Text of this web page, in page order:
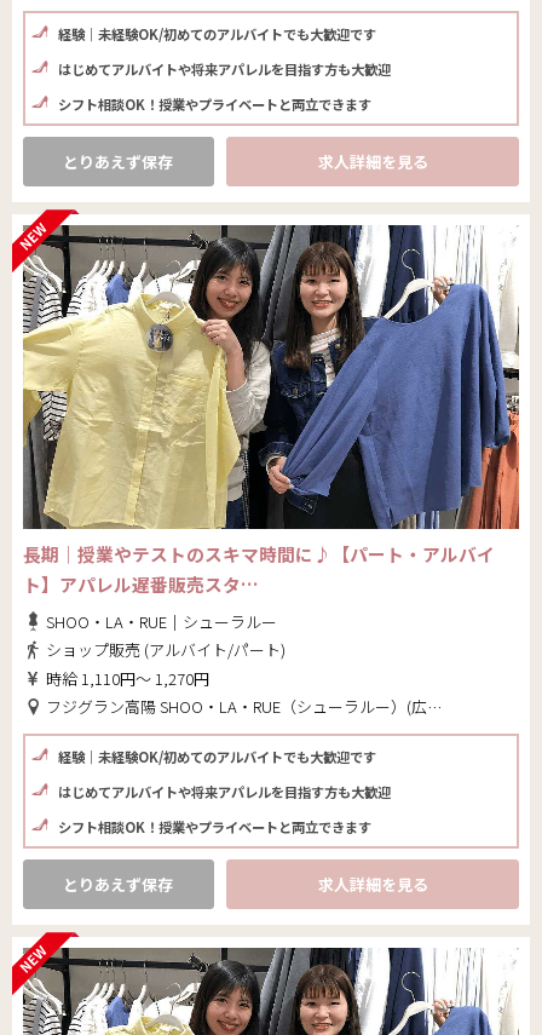
経験｜未経験OK/初めてのアルバイトでも大歓迎です
はじめてアルバイトや将来アパレルを目指す方も大歓迎
シフト相談OK！授業やプライベートと両立できます
とりあえず保存 求人詳細を見る
長期｜授業やテストのスキマ時間に♪【パート・アルバイ
ト】アパレル遅番販売スタ…
SHOO・LA・RUE｜シューラルー
ショップ販売 (アルバイト/パート)
時給 1,110円～ 1,270円
フジグラン高陽 SHOO・LA・RUE（シューラルー）(広島県 広島市安佐北区)
経験｜未経験OK/初めてのアルバイトでも大歓迎です
はじめてアルバイトや将来アパレルを目指す方も大歓迎
シフト相談OK！授業やプライベートと両立できます
とりあえず保存 求人詳細を見る